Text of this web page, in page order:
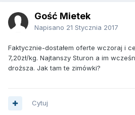
Gość Mietek
Napisano 21 Stycznia 2017
Faktycznie-dostałem oferte wczoraj i
7,20zł/kg. Najtanszy Sturon a im
droższa. Jak tam te zimówki?
Cytuj